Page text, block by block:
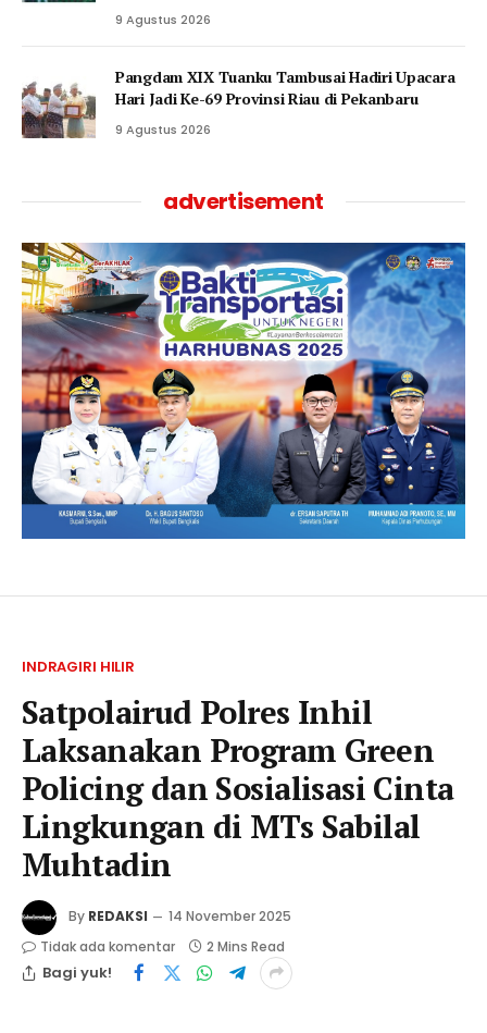
9 Agustus 2026
Pangdam XIX Tuanku Tambusai Hadiri Upacara
Hari Jadi Ke-69 Provinsi Riau di Pekanbaru
9 Agustus 2026
advertisement
INDRAGIRI HILIR
Satpolairud Polres Inhil
Laksanakan Program Green
Policing dan Sosialisasi Cinta
Lingkungan di MTs Sabilal
Muhtadin
By REDAKSI
14 November 2025
Tidak ada komentar
2 Mins Read
Bagi yuk!